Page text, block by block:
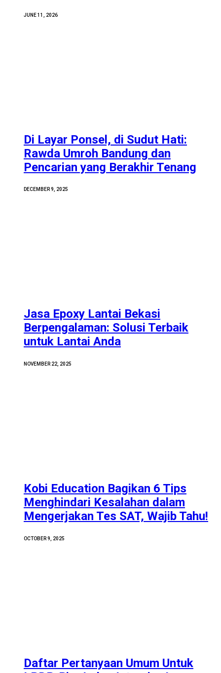
JUNE 11, 2026
Di Layar Ponsel, di Sudut Hati:
Rawda Umroh Bandung dan
Pencarian yang Berakhir Tenang
DECEMBER 9, 2025
Jasa Epoxy Lantai Bekasi
Berpengalaman: Solusi Terbaik
untuk Lantai Anda
NOVEMBER 22, 2025
Kobi Education Bagikan 6 Tips
Menghindari Kesalahan dalam
Mengerjakan Tes SAT, Wajib Tahu!
OCTOBER 9, 2025
Daftar Pertanyaan Umum Untuk